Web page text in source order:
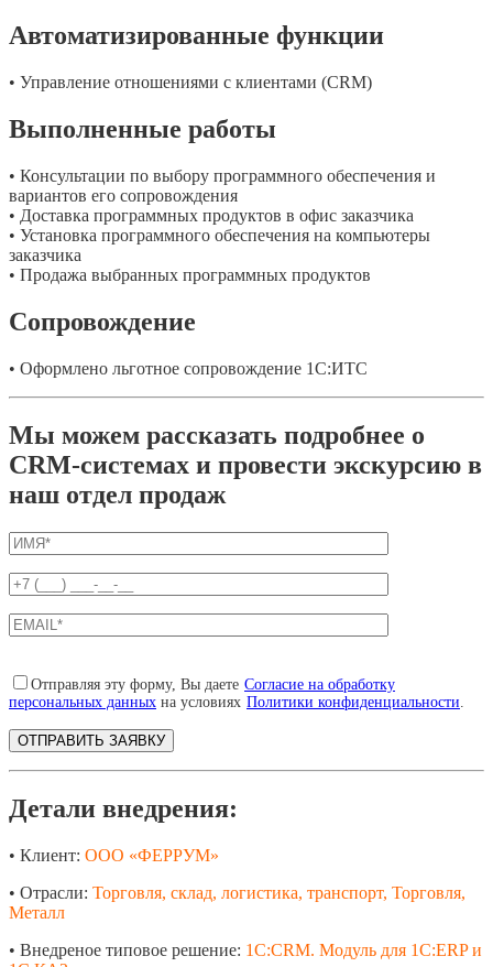
Автоматизированные функции
• Управление отношениями с клиентами (CRM)
Выполненные работы
• Консультации по выбору программного обеспечения и
вариантов его сопровождения
• Доставка программных продуктов в офис заказчика
• Установка программного обеспечения на компьютеры
заказчика
• Продажа выбранных программных продуктов
Сопровождение
• Оформлено льготное сопровождение 1С:ИТС
Мы можем рассказать подробнее о
CRM-системах и провести экскурсию в
наш отдел продаж
Отправляя эту форму, Вы даете Согласие на обработку
персональных данных на условиях Политики конфиденциальности
Детали внедрения:
• Клиент: ООО «ФЕРРУМ»
• Отрасли: Торговля, склад, логистика, транспорт, Торговля,
Металл
• Внедреное типовое решение: 1С:CRM. Модуль для 1С:ERP и